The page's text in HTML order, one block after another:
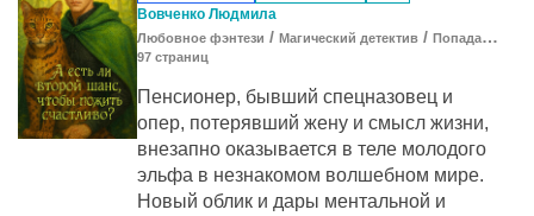
Вовченко Людмила
Любовное фэнтези / Магический детектив / Попаданцы в другие миры
97 cтраниц
Пенсионер, бывший спецназовец и
опер, потерявший жену и смысл жизни,
внезапно оказывается в теле молодого
эльфа в незнакомом волшебном мире.
Новый облик и дары ментальной и